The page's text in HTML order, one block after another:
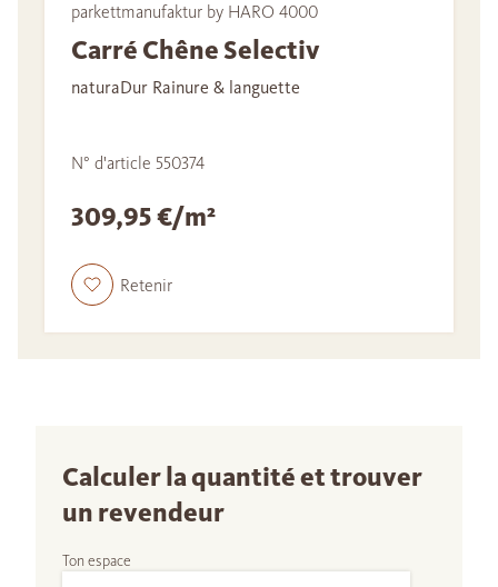
parkettmanufaktur by HARO 4000
Carré Chêne Selectiv
naturaDur Rainure & languette
N° d'article 550374
309,95 €/m²
Retenir
Calculer la quantité et trouver
un revendeur
Ton espace